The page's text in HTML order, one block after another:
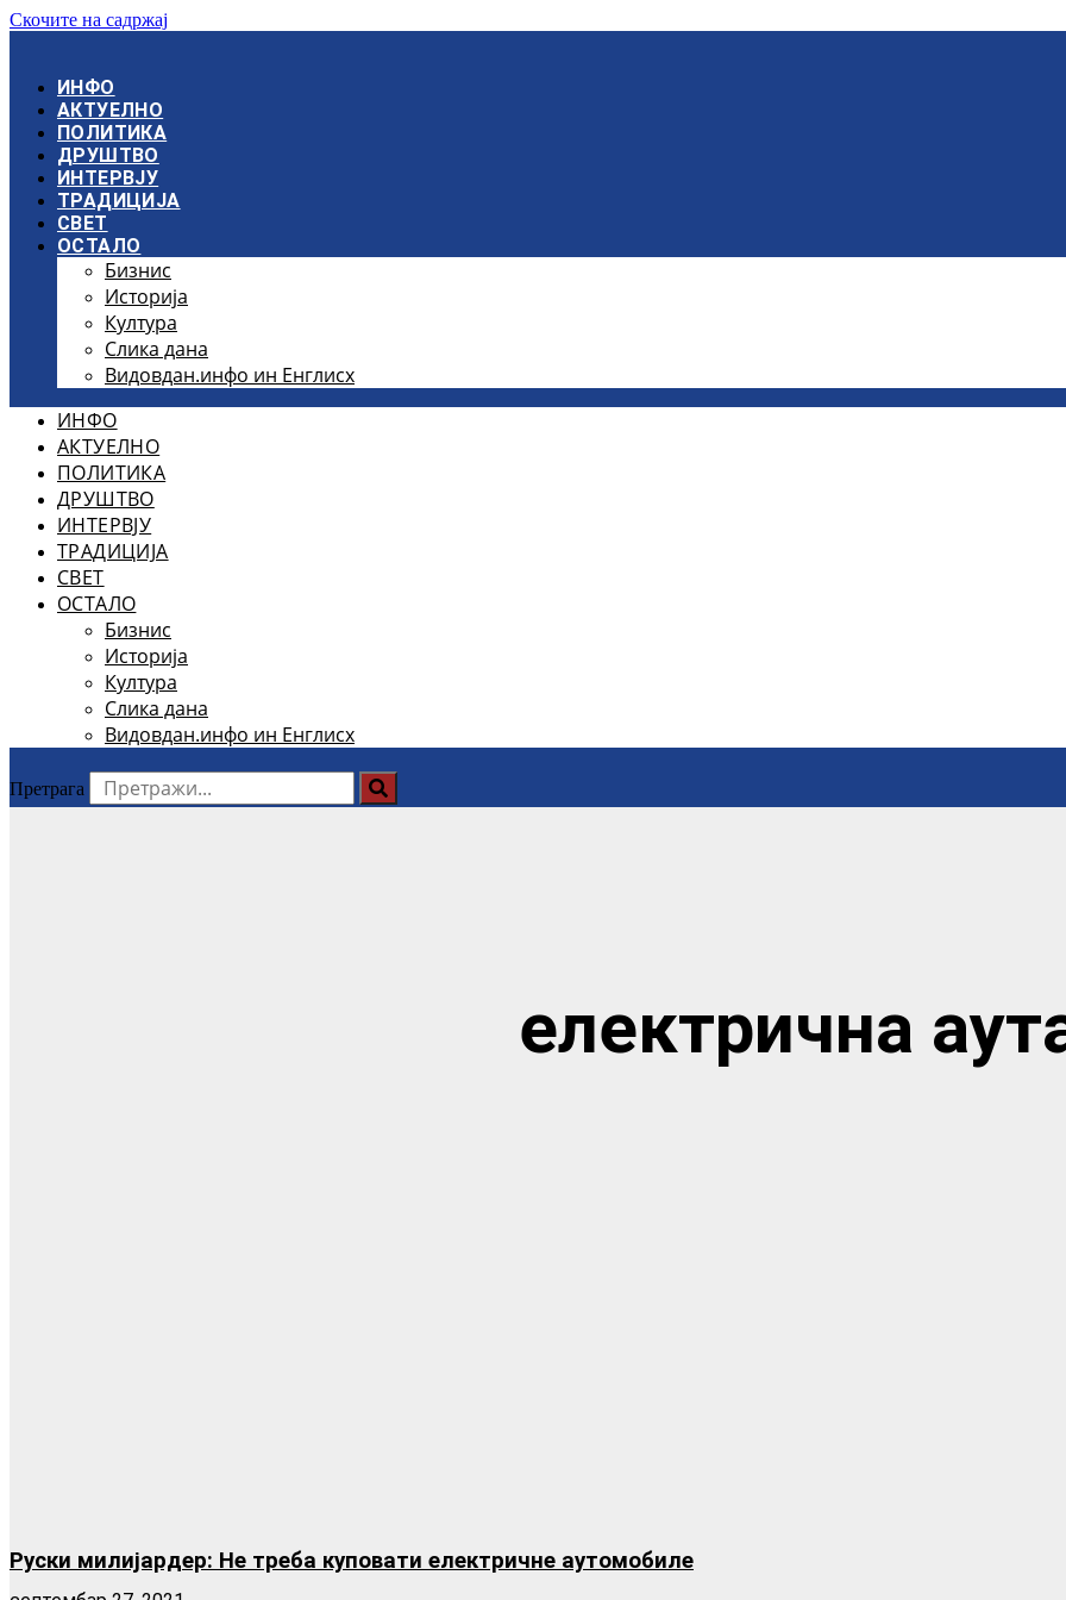
Скочите на садржај
ИНФО
АКТУЕЛНО
ПОЛИТИКА
ДРУШТВО
ИНТЕРВЈУ
ТРАДИЦИЈА
СВЕТ
ОСТАЛО
Бизнис
Историја
Култура
Слика дана
Видовдан.инфо ин Енглисх
ИНФО
АКТУЕЛНО
ПОЛИТИКА
ДРУШТВО
ИНТЕРВЈУ
ТРАДИЦИЈА
СВЕТ
ОСТАЛО
Бизнис
Историја
Култура
Слика дана
Видовдан.инфо ин Енглисх
Претрага
електрична
Руски милијардер: Не треба куповати електричне аутомобиле